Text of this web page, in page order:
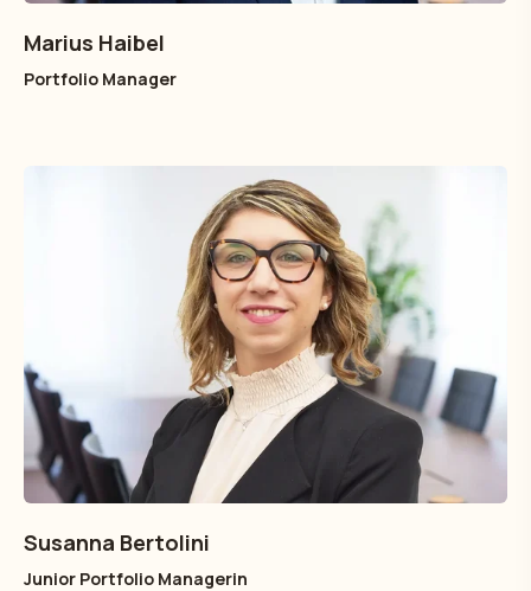
Marius Haibel
Portfolio Manager
Susanna Bertolini
Junior Portfolio Managerin